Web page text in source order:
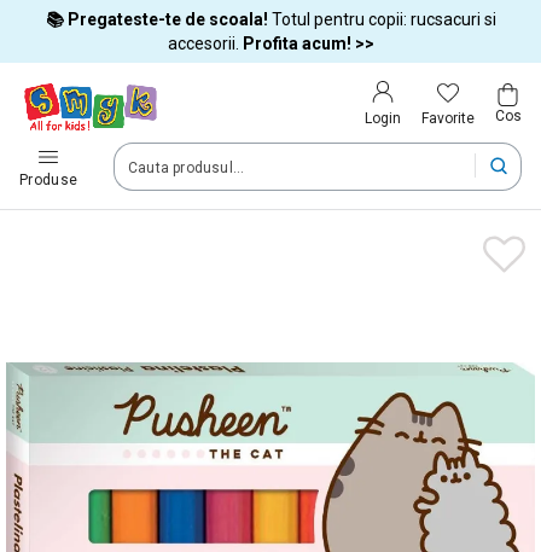
📚 Pregateste-te de scoala! Totul pentru copii: rucsacuri si
accesorii.
Profita acum! >>
Login Favorite Cos
Produse
Tara si limba
Alege tara si treci la cumparaturi
România (Romania)
Română
Dupa schimbarea tarii, unele produse pot fi eliminate din cos
Confirma